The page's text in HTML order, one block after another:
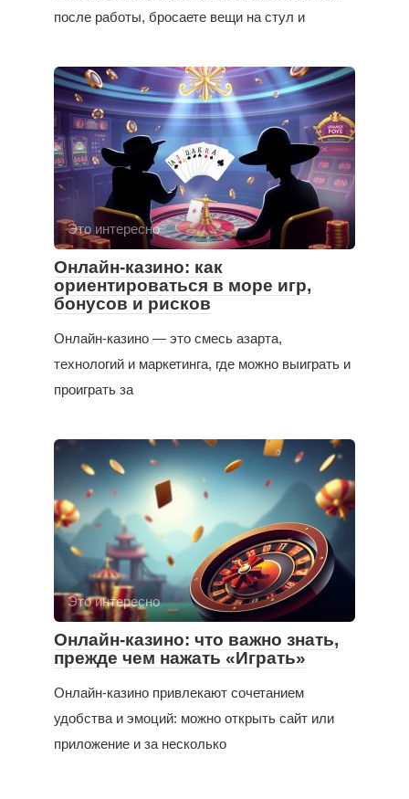
после работы, бросаете вещи на стул и
Это интересно
Онлайн-казино: как
ориентироваться в море игр,
бонусов и рисков
Онлайн-казино — это смесь азарта,
технологий и маркетинга, где можно выиграть и
проиграть за
Это интересно
Онлайн-казино: что важно знать,
прежде чем нажать «Играть»
Онлайн-казино привлекают сочетанием
удобства и эмоций: можно открыть сайт или
приложение и за несколько